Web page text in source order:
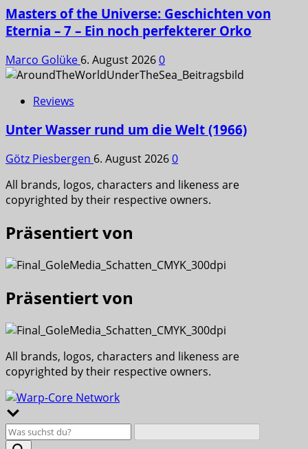
Masters of the Universe: Geschichten von
Eternia – 7 – Ein noch perfekterer Orko
Marco Golüke 6. August 20260
Reviews
Unter Wasser rund um die Welt (1966)
Götz Piesbergen 6. August 20260
All brands, logos, characters and likeness are
copyrighted by their respective owners.
Präsentiert von
Präsentiert von
All brands, logos, characters and likeness are
copyrighted by their respective owners.